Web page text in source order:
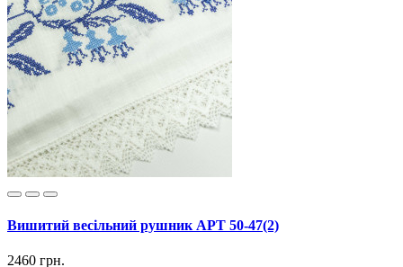
Вишитий весільний рушник АРТ 50-47(2)
2460 грн.